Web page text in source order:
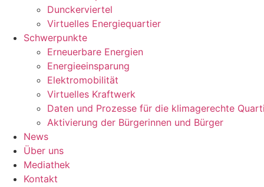
Dunckerviertel
Virtuelles Energiequartier
Schwerpunkte
Erneuerbare Energien
Energieeinsparung
Elektromobilität
Virtuelles Kraftwerk
Daten und Prozesse für die klimagerechte
Aktivierung der Bürgerinnen und Bürger
News
Über uns
Mediathek
Kontakt